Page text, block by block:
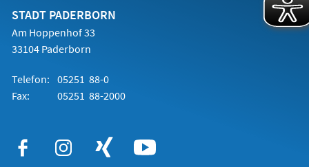
STADT PADERBORN
Am Hoppenhof 33
33104 Paderborn
Telefon: 05251 88-0
Fax:
05251 88-2000